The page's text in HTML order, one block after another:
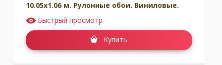
10.05x1.06 м. Рулонные обои. Виниловые.
Быстрый просмотр
Купить